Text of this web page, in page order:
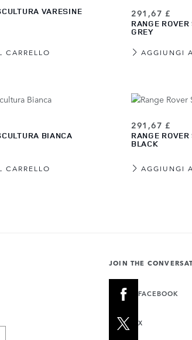
VARESINE
CARRELLO
291,67 £
RANGE
GREY
AGGIUNGI
BIANCA
CARRELLO
291,67 £
RANGE
BLACK
AGGIUNGI
JOIN THE
FACEBOOK
X